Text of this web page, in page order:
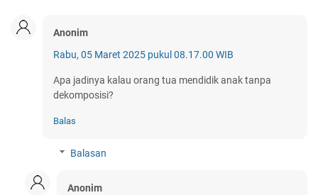
Anonim
Rabu, 05 Maret 2025 pukul 08.17.00 WIB
Apa jadinya kalau orang tua mendidik anak tanpa
dekomposisi?
Balas
Balasan
Anonim